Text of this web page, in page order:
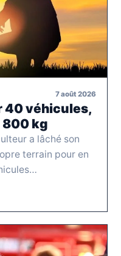
7 août 2026
40 véhicules,
800 kg
a lâché son
terrain pour en